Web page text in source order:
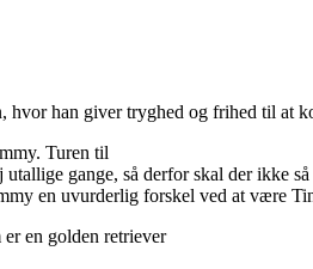
hvor han giver tryghed og frihed til at
Turen til
gange, så derfor skal der ikke
en uvurderlig forskel ved at være